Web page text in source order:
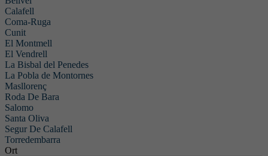
Calafell
Coma-Ruga
Cunit
El Montmell
El Vendrell
La Bisbal del Penedes
La Pobla de Montornes
Masllorenç
Roda De Bara
Salomo
Santa Oliva
Segur De Calafell
Torredembarra
Ort